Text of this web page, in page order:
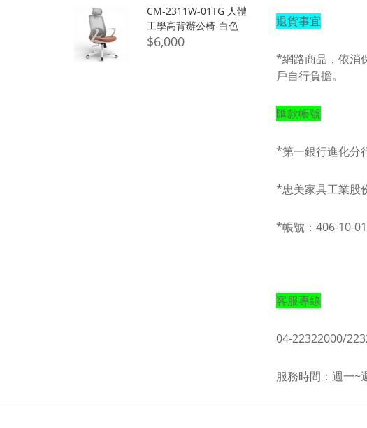
退貨事宜
*網路商品，依消
戶自行負擔。
匯款帳號
*第一銀行進化分
*忠美家具工業股
*帳號：406-10-
客服專線
04-22322000/
服務時間：週一~
CM-2311W-01TG 人體
工學高背辦公椅-白色
$6,000